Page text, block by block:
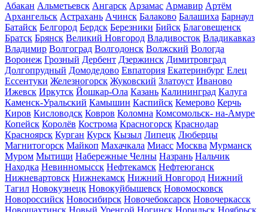
Абакан Альметьевск Ангарск Арзамас Армавир Артём
Архангельск Астрахань Ачинск Балаково Балашиха Барнаул
Батайск Белгород Бердск Березники Бийск Благовещенск
Братск Брянск Великий Новгород Владивосток Владикавказ
Владимир Волгоград Волгодонск Волжский Вологда
Воронеж Грозный Дербент Дзержинск Димитровград
Долгопрудный Домодедово Евпатория Екатеринбург Елец
Ессентуки Железногорск Жуковский Златоуст Иваново
Ижевск Иркутск Йошкар-Ола Казань Калининград Калуга
Каменск-Уральский Камышин Каспийск Кемерово Керчь
Киров Кисловодск Ковров Коломна Комсомольск- на-Амуре
Копейск Королёв Кострома Красногорск Краснодар
Красноярск Курган Курск Кызыл Липецк Люберцы
Магнитогорск Майкоп Махачкала Миасс Москва Мурманск
Муром Мытищи Набережные Челны Назрань Нальчик
Находка Невинномысск Нефтекамск Нефтеюганск
Нижневартовск Нижнекамск Нижний Новгород Нижний
Тагил Новокузнецк Новокуйбышевск Новомосковск
Новороссийск Новосибирск Новочебоксарск Новочеркасск